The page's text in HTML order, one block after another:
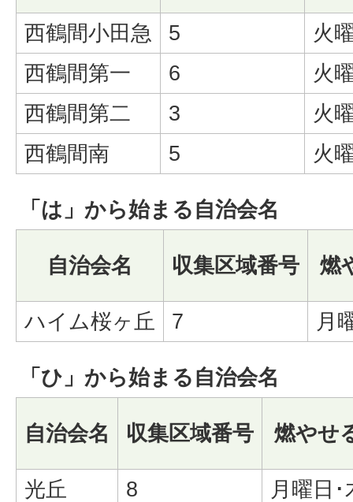
西鶴間小田急 5
火
西鶴間第一
6
火
西鶴間第二
3
火
西鶴間南
5 火
「は」から始まる自治会名
自治会名 収集区域番号 燃
ハイム桜ヶ丘 7 月
「ひ」から始まる自治会名
自治会名 収集区域番号 燃やせ
光丘 8 月曜日･